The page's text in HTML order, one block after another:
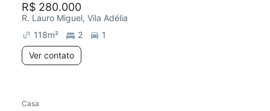
R$ 280.000
R. Lauro Miguel, Vila Adélia
118m² 2
1
Ver contato
Casa